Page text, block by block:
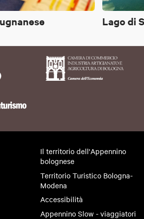
Lago di
Il territorio dell'Appennino
bolognese
Territorio Turistico Bologna-
Modena
Accessibilità
Appennino Slow - viaggiatori